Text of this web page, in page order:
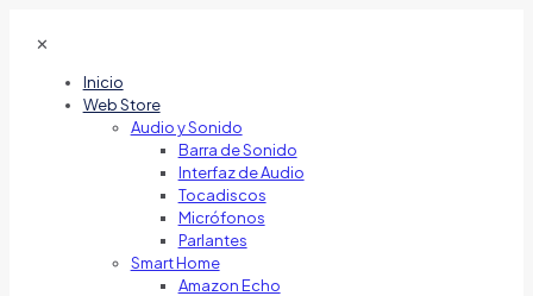
✕
Inicio
Web Store
Audio y Sonido
Barra de Sonido
Interfaz de Audio
Tocadiscos
Micrófonos
Parlantes
Smart Home
Amazon Echo